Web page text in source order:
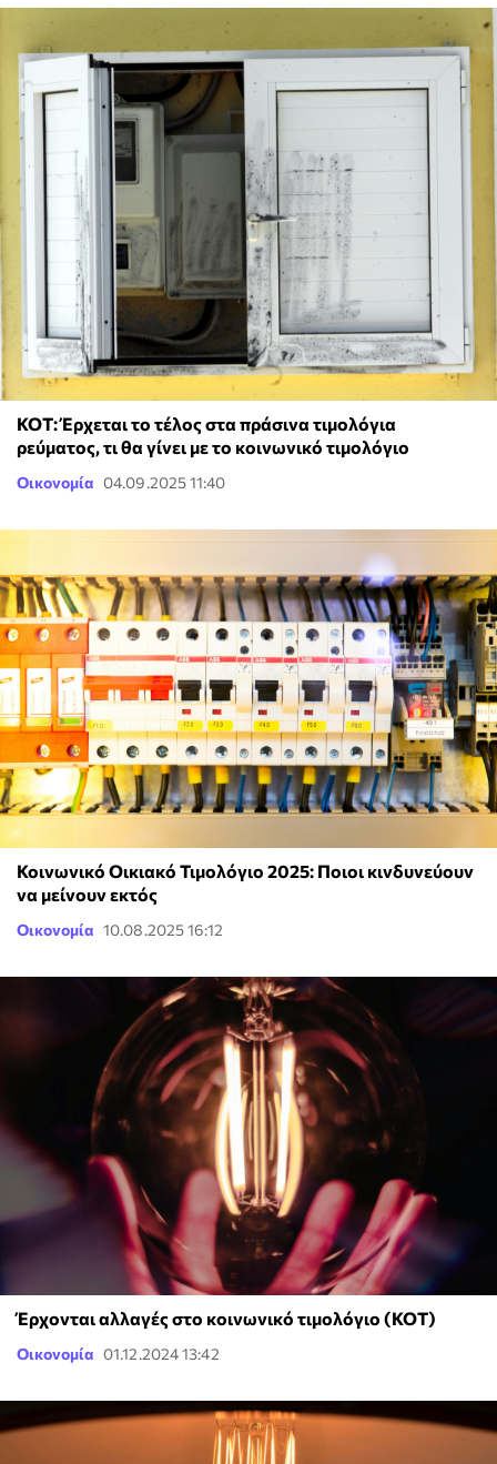
ΚΟΤ: Έρχεται το τέλος στα πράσινα τιμολόγια
ρεύματος, τι θα γίνει με το κοινωνικό τιμολόγιο
Οικονομία 04.09.2025 11:40
Κοινωνικό Οικιακό Τιμολόγιο 2025: Ποιοι κινδυνεύουν
να μείνουν εκτός
Οικονομία 10.08.2025 16:12
Έρχονται αλλαγές στο κοινωνικό τιμολόγιο (ΚΟΤ)
Οικονομία 01.12.2024 13:42